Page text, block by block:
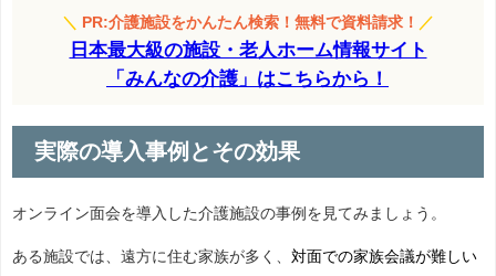
＼ PR:介護施設をかんたん検索！無料で資料請求！ ／
日本最大級の施設・老人ホーム情報サイト
「みんなの介護」はこちらから！
実際の導入事例とその効果
オンライン面会を導入した介護施設の事例を見てみましょう。
ある施設では、遠方に住む家族が多く、 対面での家族会議が難しい